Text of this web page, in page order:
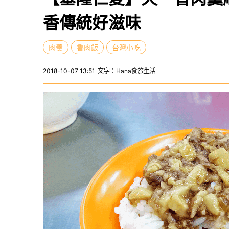
香傳統好滋味
肉羹 魯肉飯 台灣小吃
2018-10-07 13:51 文字：Hana食旅生活